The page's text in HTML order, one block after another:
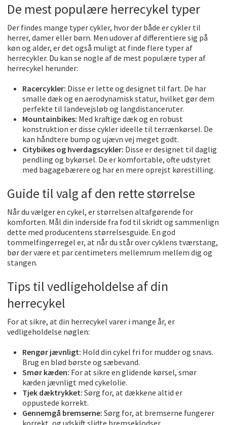
De mest populære herrecykel typer
Der findes mange typer cykler, hvor der både er cykler til
herrer, damer eller børn. Men udover af differentiere sig på
køn og alder, er det også muligt at finde flere typer af
herrecykler. Du kan se nogle af de mest populære typer af
herrecykel herunder:
Racercykler: Disse er lette og designet til fart. De har
smalle dæk og en aerodynamisk statur, hvilket gør dem
perfekte til landevejsløb og langdistanceruter.
Mountainbikes: Med kraftige dæk og en robust
konstruktion er disse cykler ideelle til terrænkørsel. De
kan håndtere bump og ujævn vej meget godt.
Citybikes og hverdagscykler: Disse er designet til daglig
pendling og bykørsel. De er komfortable, ofte udstyret
med bagagebærere og har en mere oprejst kørestilling.
Guide til valg af den rette størrelse
Når du vælger en cykel, er størrelsen altafgørende for
komforten. Mål din inderside fra fod til skridt og sammenlign
dette med producentens størrelsesguide. En god
tommelfingerregel er, at når du står over cyklens tværstang,
bør der være et par centimeters mellemrum mellem dig og
stangen.
Tips til vedligeholdelse af din
herrecykel
For at sikre, at din herrecykel varer i mange år, er
vedligeholdelse nøglen:
Rengør jævnligt: Hold din cykel fri for mudder og snavs.
Brug en blød børste og sæbevand.
Smør kæden: For at sikre en glidende kørsel, smør
kæden jævnligt med cykelolie.
Tjek dæktrykket: Sørg for, at dækkene altid er
oppustede korrekt.
Gennemgå bremserne: Sørg for, at bremserne fungerer